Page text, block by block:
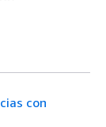
con